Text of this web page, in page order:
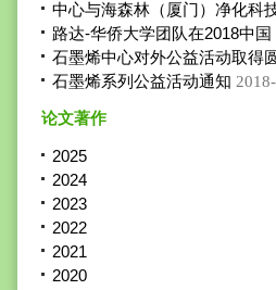
中心与海森林（厦门）净化科
路达-华侨大学团队在2018中
石墨烯中心对外公益活动取得
石墨烯系列公益活动通知
论文著作
2025
2024
2023
2022
2021
2020